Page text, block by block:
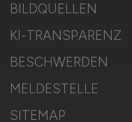
BILDQUELLEN
KI-TRANSPARENZ
BESCHWERDEN
MELDESTELLE
SITEMAP